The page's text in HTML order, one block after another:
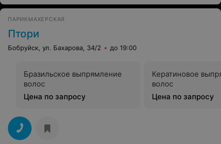
ПАРИКМАХЕРСКАЯ
Птори
Бобруйск, ул. Бахарова, 34/2 до 19:00
Бразильское выпрямление
волос
Цена по запросу
Кератиновое
волос
Цена по запросу